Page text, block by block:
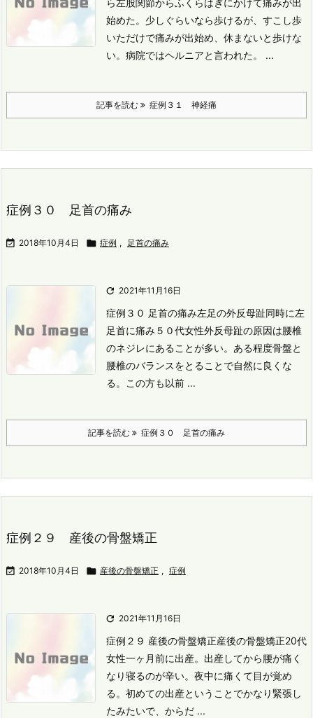
ら左股関節からふくらはぎにかけて痛みが出
始めた。 少しぐらいなら歩けるが、すこし歩
いただけで痛みが出始め、休まないと歩けな
い。 病院ではヘルニアと言われた。 ...
記事を読む 症例３１ 神経痛
症例３０ 足首の痛み
 2018年10月4日  症例 , 足首の痛み
 2021年11月16日
症例３０ 足首の痛み左足の外反母趾同時に左
足首に痛み ５０代女性外反母趾の原因は腰椎
のネジレにあることが多い。 ある程度骨盤と
腰椎のバランスをとることで自然に良くな
る。 この方も以前 ...
記事を読む 症例３０ 足首の痛み
症例２９ 産後の骨盤矯正
 2018年10月4日  産後の骨盤矯正 , 症例
 2021年11月16日
症例２９ 産後の骨盤矯正産後の骨盤矯正20代
女性一ヶ月前に出産。 出産してから腰が痛く
なり寝るのが辛い。 夜中に痛くて目が覚め
る。 初めての出産ということでかなり緊張し
たみたいで、からだ ...